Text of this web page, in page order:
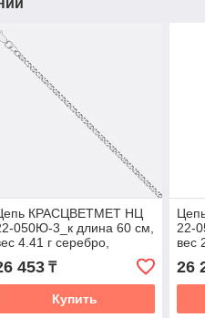
КРАСЦВЕТМЕТ НЦ
050Ю-3_к длина 60 см,
4.41 г серебро,
плетение нонна
453₸
Купить
22-
вес
26